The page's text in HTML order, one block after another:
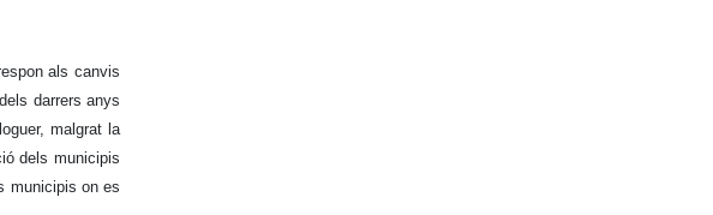
als canvis
darrers anys
malgrat la
dels municipis
municipis on es